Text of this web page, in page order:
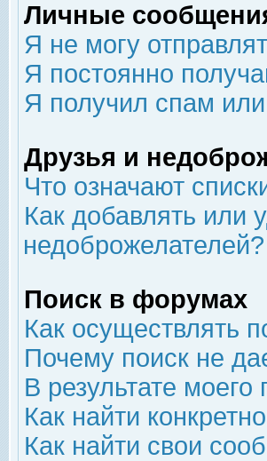
Личные
Я не могу
Я постоянно
Я получил спам
Друзья и
Что означают
Как добавлять или
недоброжелателей?
Поиск в форумах
Как осуществлять
Почему поиск не
В результате
Как найти
Как найти свои